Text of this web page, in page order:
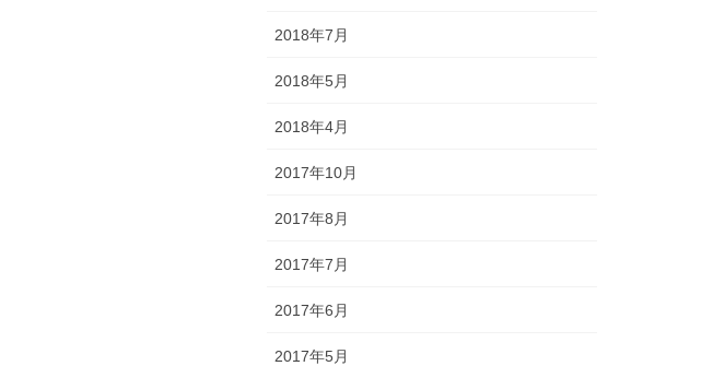
2018年7月
2018年5月
2018年4月
2017年10月
2017年8月
2017年7月
2017年6月
2017年5月